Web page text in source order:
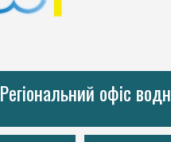
Регіональний офіс